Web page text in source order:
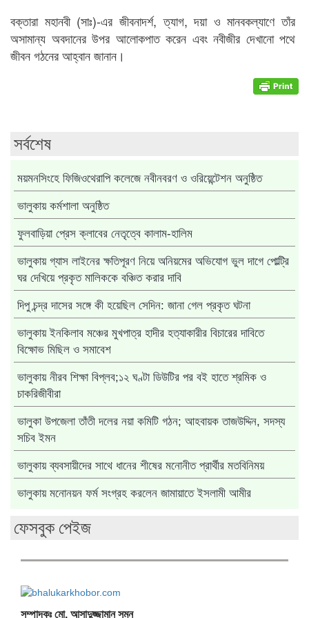
বক্তারা মহানবী (সাঃ)-এর জীবনাদর্শ, ত্যাগ, দয়া ও মানবকল্যাণে তাঁর
অসামান্য অবদানের উপর আলোকপাত করেন এবং নবীজীর দেখানো পথে
জীবন গঠনের আহ্বান জানান।
সর্বশেষ
ময়মনসিংহে ফিজিওথেরাপি কলেজে নবীনবরণ ও ওরিয়েন্টেশন অনুষ্ঠিত
ভালুকায় কর্মশালা অনুষ্ঠিত
ফুলবাড়িয়া প্রেস ক্লাবের নেতৃত্বে কালাম-হালিম
ভালুকায় গ্যাস লাইনের ক্ষতিপূরণ নিয়ে অনিয়মের অভিযোগ ভুল দাগে পোল্ট্রি
ঘর দেখিয়ে প্রকৃত মালিককে বঞ্চিত করার দাবি
দিপু চন্দ্র দাসের সঙ্গে কী হয়েছিল সেদিন: জানা গেল প্রকৃত ঘটনা
ভালুকায় ইনকিলাব মঞ্চের মুখপাত্র হাদীর হত্যাকারীর বিচারের দাবিতে
বিক্ষোভ মিছিল ও সমাবেশ
ভালুকায় নীরব শিক্ষা বিপ্লব;১২ ঘণ্টা ডিউটির পর বই হাতে শ্রমিক ও
চাকরিজীবীরা
ভালুকা উপজেলা তাঁতী দলের নয়া কমিটি গঠন; আহবায়ক তাজউদ্দিন, সদস্য
সচিব ইমন
ভালুকায় ব্যবসায়ীদের সাথে ধানের শীষের মনোনীত প্রার্থীর মতবিনিময়
ভালুকায় মনোনয়ন ফর্ম সংগ্রহ করলেন জামায়াতে ইসলামী আমীর
ফেসবুক পেইজ
সম্পাদকঃ মো. আসাদুজ্জামান সুমন